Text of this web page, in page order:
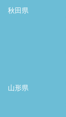
秋田県
山形県